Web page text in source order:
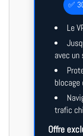
✅
Le
avec un
trafic
Offre